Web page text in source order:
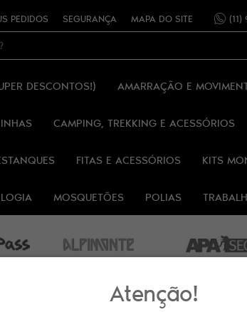
PEDIDOS SEGURANÇA MAPA DO SITE (11)
DESCONTOS!) AMARRAÇÃO E
CAMPING, TREKKING E ACESSÓRIOS
FITAS E ACESSÓRIOS KITS
MOSQUETÕES POLIAS
ANEL DE FITA TUBULAR 80CM
Atenção!